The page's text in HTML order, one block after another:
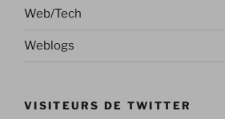
Web/Tech
Weblogs
VISITEURS DE TWITTER